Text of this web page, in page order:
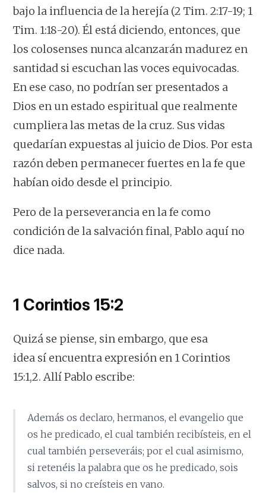
bajo la influencia de la herejía (2 Tim. 2:17-19; 1
Tim. 1:18-20). Él está diciendo, entonces, que
los colosenses nunca alcanzarán madurez en
santidad si escuchan las voces equivocadas.
En ese caso, no podrían ser presentados a
Dios en un estado espiritual que realmente
cumpliera las metas de la cruz. Sus vidas
quedarían expuestas al juicio de Dios. Por esta
razón deben permanecer fuertes en la fe que
habían oido desde el principio.
Pero de la perseverancia en la fe como
condición de la salvación final, Pablo aquí no
dice nada.
1 Corintios 15:2
Quizá se piense, sin embargo, que esa
idea sí encuentra expresión en 1 Corintios
15:1,2. Allí Pablo escribe:
Además os declaro, hermanos, el evangelio que
os he predicado, el cual también recibísteis, en el
cual también perseveráis; por el cual asimismo,
si retenéis la palabra que os he predicado, sois
salvos, si no creísteis en vano.